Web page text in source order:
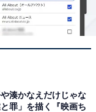
水の水風呂と
がりに館内で
もお気に入り
湊かなえだけじゃな
罪」を描く『映画ち